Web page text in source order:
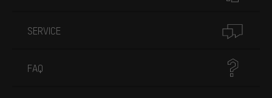
SERVICE
FAQ